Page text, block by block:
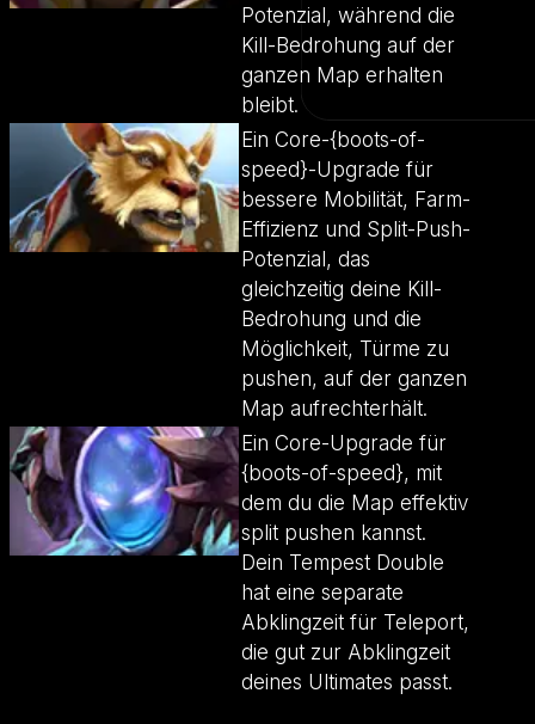
Potenzial, während die
Kill-Bedrohung auf der
ganzen Map erhalten
bleibt.
Ein Core-{boots-of-
speed}-Upgrade für
bessere Mobilität, Farm-
Effizienz und Split-Push-
Potenzial, das
gleichzeitig deine Kill-
Bedrohung und die
Möglichkeit, Türme zu
pushen, auf der ganzen
Map aufrechterhält.
Ein Core-Upgrade für
{boots-of-speed}, mit
dem du die Map effektiv
split pushen kannst.
Dein Tempest Double
hat eine separate
Abklingzeit für Teleport,
die gut zur Abklingzeit
deines Ultimates passt.